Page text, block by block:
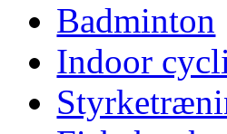
Badminton
Indoor